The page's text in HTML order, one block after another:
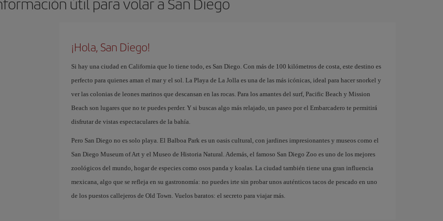
¡Hola, San Diego!
Si hay una ciudad en California que lo tiene todo, es San Diego. Con más de 100 kilómetros de costa, este destino es
perfecto para quienes aman el mar y el sol. La Playa de La Jolla es una de las más icónicas, ideal para hacer snorkel y
ver las colonias de leones marinos que descansan en las rocas. Para los amantes del surf, Pacific Beach y Mission
Beach son lugares que no te puedes perder. Y si buscas algo más relajado, un paseo por el Embarcadero te permitirá
disfrutar de vistas espectaculares de la bahía.
Pero San Diego no es solo playa. El Balboa Park es un oasis cultural, con jardines impresionantes y museos como el
San Diego Museum of Art y el Museo de Historia Natural. Además, el famoso San Diego Zoo es uno de los mejores
zoológicos del mundo, hogar de especies como osos panda y koalas. La ciudad también tiene una gran influencia
mexicana, algo que se refleja en su gastronomía: no puedes irte sin probar unos auténticos tacos de pescado en uno
de los puestos callejeros de Old Town. Vuelos baratos: el secreto para viajar más.